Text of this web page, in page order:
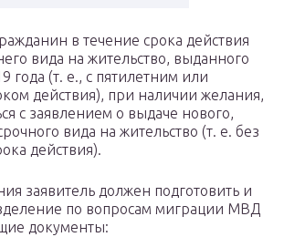
в течение срока действия
вида на жительство, выданного
года (т. е., с пятилетним или
действия), при наличии желания,
с заявлением о выдаче нового,
вида на жительство (т. е. без
действия).
заявитель должен подготовить и
по вопросам миграции МВД
документы: